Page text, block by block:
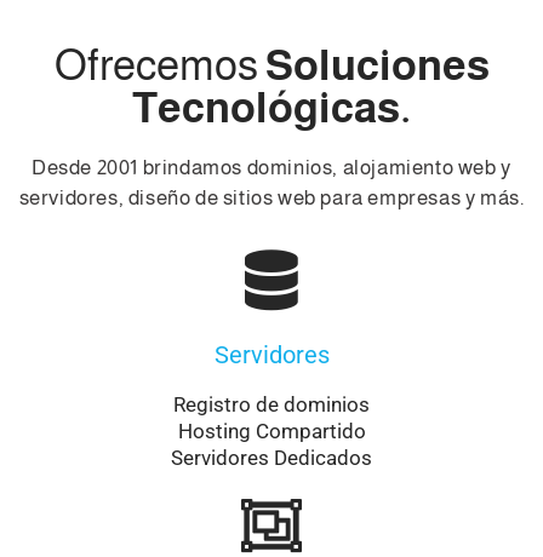
Ofrecemos Soluciones
Tecnológicas.
Desde 2001 brindamos dominios, alojamiento web y
servidores, diseño de sitios web para empresas y más.
Servidores
Registro de dominios
Hosting Compartido
Servidores Dedicados